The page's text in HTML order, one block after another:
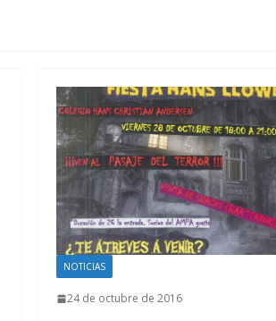
NOTICIAS
24 de octubre de 2016